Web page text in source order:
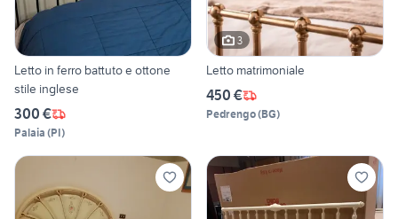
Letto in ferro battuto e ottone
stile inglese
300 €
Palaia (PI)
3
Letto matrimoniale
450 €
Pedrengo(BG)